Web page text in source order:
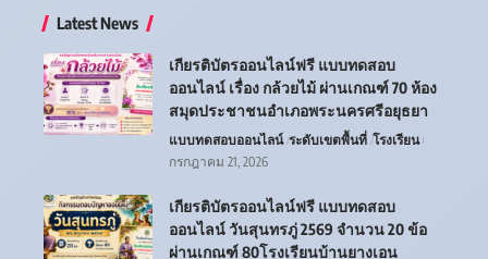
Latest News
เกียรติบัตรออนไลน์ฟรี แบบทดสอบ
ออนไลน์ เรื่อง กล้วยไม้ ผ่านเกณฑ์ 70 ห้อง
สมุดประชาชนอำเภอพระนครศรีอยุธยา
แบบทดสอบออนไลน์ ระดับเขตพื้นที่ โรงเรียน
กรกฎาคม 21, 2026
เกียรติบัตรออนไลน์ฟรี แบบทดสอบ
ออนไลน์ วันสุนทรภู่ 2569 จำนวน 20 ข้อ
ผ่านเกณฑ์ 80โรงเรียนบ้านยางเอน